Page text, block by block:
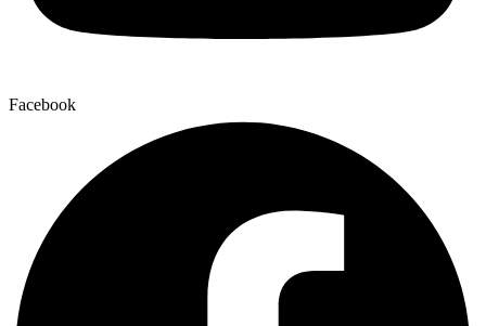
Facebook